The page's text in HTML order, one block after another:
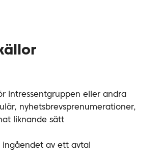
intressentgruppen eller andra
nyhetsbrevsprenumerationer,
liknande sätt
ingåendet av ett avtal